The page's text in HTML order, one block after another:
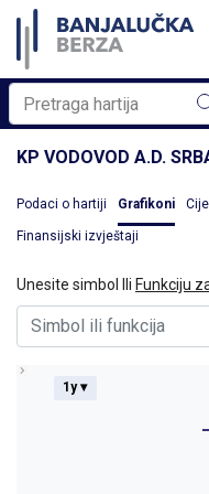
KP VODOVOD A.D.
Podaci o hartiji Grafikoni
Finansijski izvještaji
Unesite simbol Ili Funkciju
1y ▾